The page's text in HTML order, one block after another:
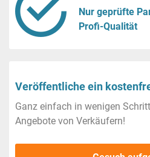
Nur geprüfte
Profi-Qualität
Veröffentliche ein
Ganz einfach in wenigen
Angebote von Verkäufern!